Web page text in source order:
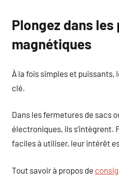
Plongez dans
magnétiques
À la fois simples et puissants,
clé.
Dans les fermetures de sacs
électroniques, ils s’intègrent.
faciles à utiliser, leur intérêt
Tout savoir à propos de